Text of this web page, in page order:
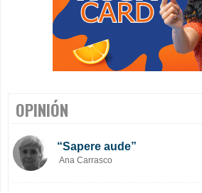
OPINIÓN
“Sapere aude”
Ana Carrasco